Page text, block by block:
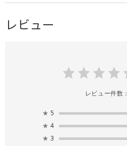
レビュー
レビュー件数：
★ 5
★ 4
★ 3